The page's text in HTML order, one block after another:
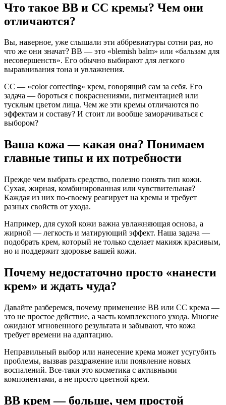
Что такое BB и CC кремы? Чем они
отличаются?
Вы, наверное, уже слышали эти аббревиатуры сотни раз, но
что же они значат? BB — это «blemish balm» или «бальзам для
несовершенств». Его обычно выбирают для легкого
выравнивания тона и увлажнения.
CC — «color correcting» крем, говорящий сам за себя. Его
задача — бороться с покраснениями, пигментацией или
тусклым цветом лица. Чем же эти кремы отличаются по
эффектам и составу? И стоит ли вообще заморачиваться с
выбором?
Ваша кожа — какая она? Понимаем
главные типы и их потребности
Прежде чем выбрать средство, полезно понять тип кожи.
Сухая, жирная, комбинированная или чувствительная?
Каждая из них по-своему реагирует на кремы и требует
разных свойств от ухода.
Например, для сухой кожи важна увлажняющая основа, а
жирной — легкость и матирующий эффект. Наша задача —
подобрать крем, который не только сделает макияж красивым,
но и поддержит здоровье вашей кожи.
Почему недостаточно просто «нанести
крем» и ждать чуда?
Давайте разберемся, почему применение BB или CC крема —
это не простое действие, а часть комплексного ухода. Многие
ожидают мгновенного результата и забывают, что кожа
требует времени на адаптацию.
Неправильный выбор или нанесение крема может усугубить
проблемы, вызвав раздражение или появление новых
воспалений. Все-таки это косметика с активными
компонентами, а не просто цветной крем.
BB крем — больше, чем простой